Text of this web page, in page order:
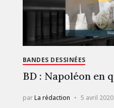
BANDES DESSINÉES
BD : Napoléon en
parLa rédaction 5 avril 2020